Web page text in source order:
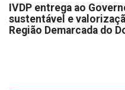
IVDP entrega ao
sustentável e
Região Demarcada do